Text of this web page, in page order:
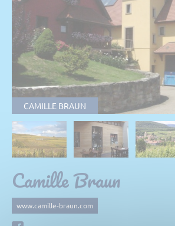
CAMILLE BRAUN
Camille Braun
www.camille-braun.com